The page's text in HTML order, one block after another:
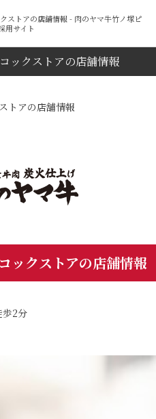
ストアの店舗情報 - 肉のヤマ牛竹ノ塚ピ
用サイト
ックストアの店舗情報
トアの店舗情報
ックストアの店舗情報
歩2分